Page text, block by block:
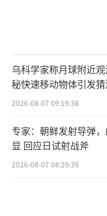
乌科学家称月球附近
秘快速移动物体引发
2026-08-07 09:19:38
专家：朝鲜发射导弹
显 回应日试射战斧
2026-08-07 08:29:39